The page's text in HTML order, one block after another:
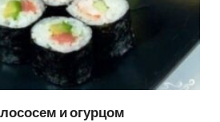
и огурцом